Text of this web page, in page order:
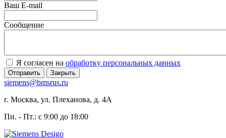
Ваш E-mail
Сообщение
Я согласен на обработку персональных данных
Отправить Закрыть
siemens@bmsrus.ru
г. Москва, ул. Плеханова, д. 4А
Пн. - Пт.: c 9:00 до 18:00